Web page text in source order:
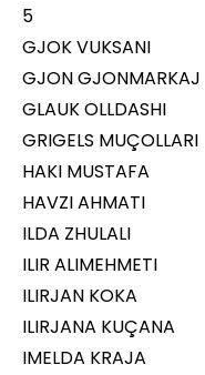
5
GJOK VUKSANI
GJON GJONMARKAJ
GLAUK OLLDASHI
GRIGELS MUÇOLLARI
HAKI MUSTAFA
HAVZI AHMATI
ILDA ZHULALI
ILIR ALIMEHMETI
ILIRJAN KOKA
ILIRJANA KUÇANA
IMELDA KRAJA